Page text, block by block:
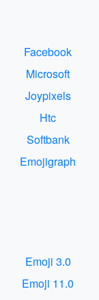
Facebook
Microsoft
Joypixels
Htc
Softbank
Emojigraph
Emoji 3.0
Emoji 11.0